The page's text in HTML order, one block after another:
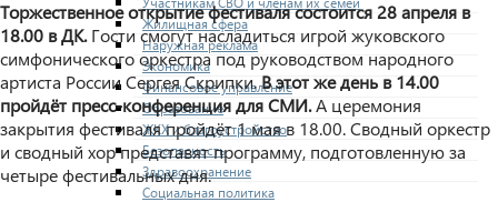
Жилищная сфера
Наружная реклама
Экономика
Финансовое управление
Образование
ЖКХ и благоустройство
Безопасность
Здравоохранение
Социальная политика
Торжественное открытие фестиваля состоится 28 апреля в
18.00 в ДК.Гости смогут насладиться игрой жуковского
симфонического оркестра под руководством народного
артиста России Сергея Скрипки.В этот же день в 14.00
пройдёт пресс-конференция для СМИ.А церемония
закрытия фестиваля пройдёт 1 мая в 18.00. Сводный оркестр
и сводный хор представят программу, подготовленную за
четыре фестивальных дня.